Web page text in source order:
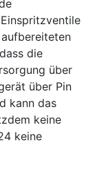
die
über
über Pin
kann das
keine
keine